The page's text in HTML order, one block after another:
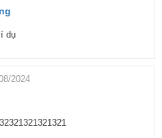
dụ
2024